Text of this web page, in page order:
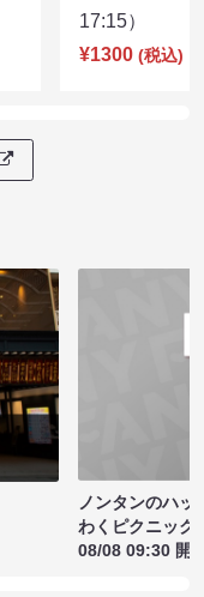
17:15）
¥1300 (税込)
ノンタンのハッ
わくピクニック
08/08 09:30 開